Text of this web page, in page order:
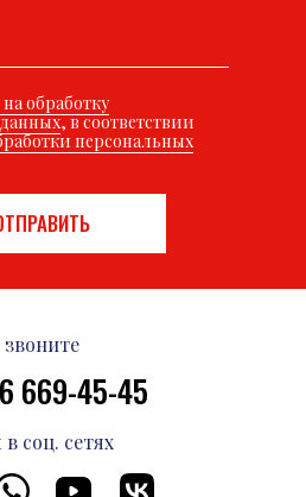
обработку
, в соответствии
персональных
звоните
669-45-45
соц. сетях